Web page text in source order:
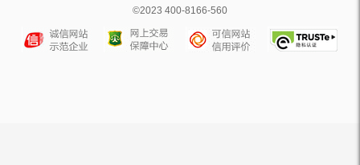
©2023 400-8166-560